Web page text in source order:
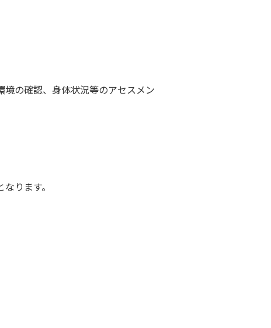
の確認、身体状況等のアセスメン
ります。